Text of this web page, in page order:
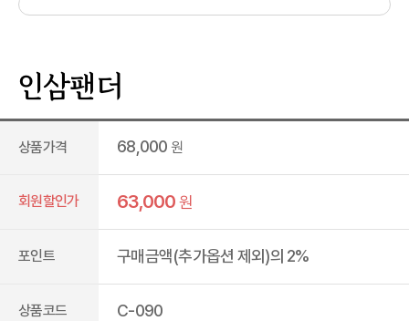
인삼팬더
상품가격 68,000 원
회원할인가 63,000원
포인트 구매금액(추가옵션 제외)의 2%
상품코드 C-090